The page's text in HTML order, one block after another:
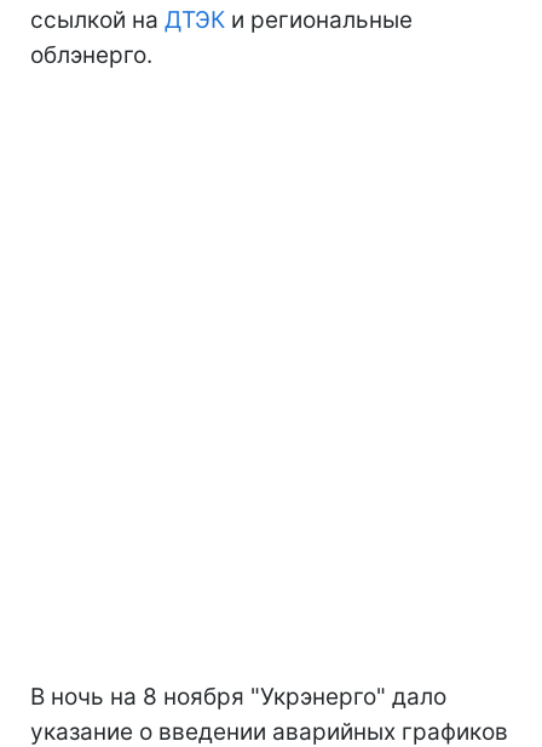
ссылкой на ДТЭК и региональные
облэнерго.
В ночь на 8 ноября "Укрэнерго" дало
указание о введении аварийных графиков